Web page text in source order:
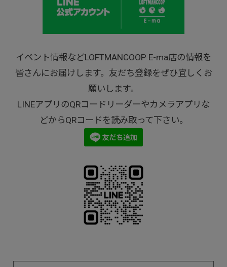
イベント情報などLOFTMANCOOP E-ma店の情報を
皆さんにお届けします。友だち登録をぜひ宜しくお
願いします。
LINEアプリのQRコードリーダーやカメラアプリな
どからQRコードを読み取って下さい。